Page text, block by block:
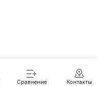
Сравнение Контакты